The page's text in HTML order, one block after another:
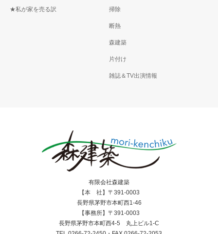
★私が家を売る訳 掃除
断熱
森建築
片付け
雑誌＆TV出演情報
有限会社森建築
【本 社】〒391-0003
長野県茅野市本町西1-46
【事務所】〒391-0003
長野県茅野市本町西4-5 丸上ビル1-C